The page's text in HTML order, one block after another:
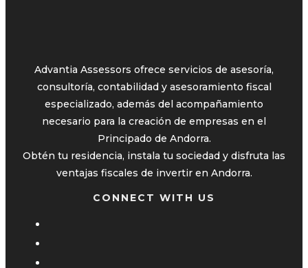
Advantia Assessors ofrece servicios de asesoría,
consultoría, contabilidad y asesoramiento fiscal
especializado, además del acompañamiento
necesario para la creación de empresas en el
Principado de Andorra.
Obtén tu residencia, instala tu sociedad y disfruta las
ventajas fiscales de invertir en Andorra.
CONNECT WITH US